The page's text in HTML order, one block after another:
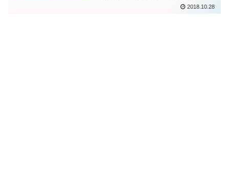
場合などあんがいちょこちょこと「図面
2018.10.28